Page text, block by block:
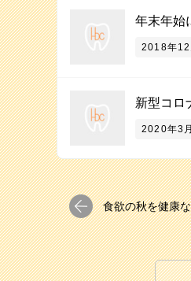
年末年始
2018年12
新型コロ
2020年3
食欲の秋を健康